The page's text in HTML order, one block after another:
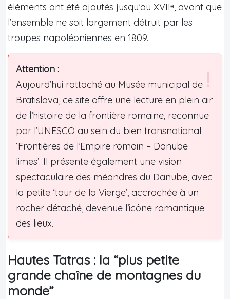
éléments ont été ajoutés jusqu’au XVIIᵉ, avant que
l’ensemble ne soit largement détruit par les
troupes napoléoniennes en 1809.
Attention :
Aujourd’hui rattaché au Musée municipal de
Bratislava, ce site offre une lecture en plein air
de l’histoire de la frontière romaine, reconnue
par l’UNESCO au sein du bien transnational
‘Frontières de l’Empire romain – Danube
limes’. Il présente également une vision
spectaculaire des méandres du Danube, avec
la petite ‘tour de la Vierge’, accrochée à un
rocher détaché, devenue l’icône romantique
des lieux.
Hautes Tatras : la “plus petite
grande chaîne de montagnes du
monde”